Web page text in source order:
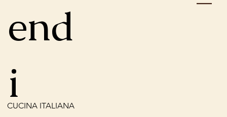
CUCINA ITALIANA
end
i